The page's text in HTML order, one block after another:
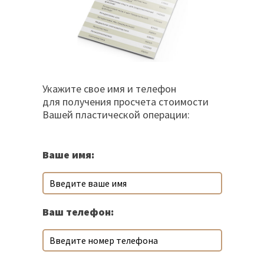
Укажите свое имя и телефон
для получения просчета стоимости
Вашей пластической операции:
Ваше имя:
Ваш телефон: